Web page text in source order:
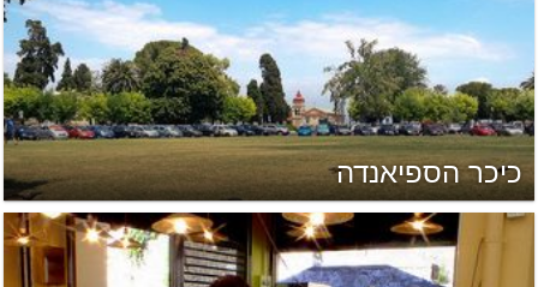
כיכר הספיאנדה